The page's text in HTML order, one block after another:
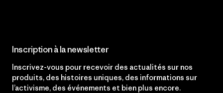
Inscription à la newsletter
Inscrivez-vous pour recevoir des actualités sur nos
produits, des histoires uniques, des informations sur
l’activisme, des événements et bien plus encore.